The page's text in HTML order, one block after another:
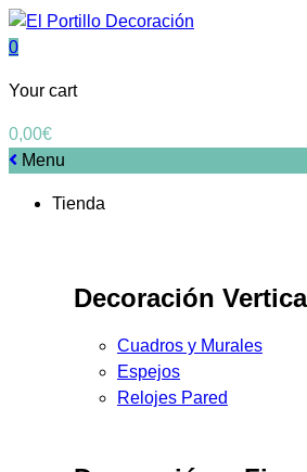
0
Your cart
0,00€
Menu
Tienda
Decoración
Cuadros y Murales
Espejos
Relojes Pared